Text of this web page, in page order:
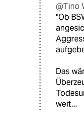
@Tino
"Ob
Das
weit...